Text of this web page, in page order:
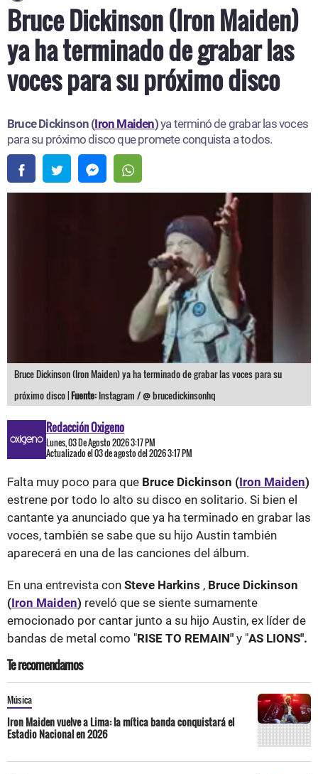
Bruce Dickinson (Iron Maiden)
ya ha terminado de grabar las
voces para su próximo disco
Bruce Dickinson (Iron Maiden)ya terminó de grabar las voces
para su próximo disco que promete conquista a todos.
Bruce Dickinson (Iron Maiden) ya ha terminado de grabar las voces para su
próximo disco |Fuente: Instagram / @ brucedickinsonhq
Redacción Oxigeno
Lunes, 03 De Agosto 2026 3:17 PM
Actualizado el 03 de agosto del 2026 3:17 PM
Falta muy poco para que Bruce Dickinson (Iron Maiden)
estrene por todo lo alto su disco en solitario. Si bien el
cantante ya anunciado que ya ha terminado en grabar las
voces, también se sabe que su hijo Austin también
aparecerá en una de las canciones del álbum.
En una entrevista con Steve Harkins , Bruce Dickinson
(Iron Maiden) reveló que se siente sumamente
emocionado por cantar junto a su hijo Austin, ex líder de
bandas de metal como "RISE TO REMAIN" y "AS LIONS".
Te recomendamos
Música
Iron Maiden vuelve a Lima: la mítica banda conquistará el
Estadio Nacional en 2026